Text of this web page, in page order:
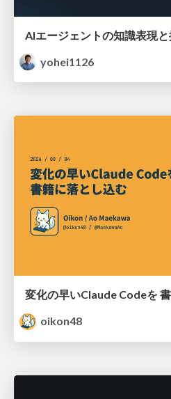
yohei1126
変化の早いClaude Codeを
oikon48